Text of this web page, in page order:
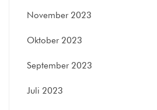
November 2023
Oktober 2023
September 2023
Juli 2023